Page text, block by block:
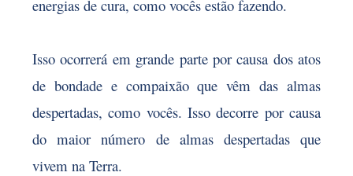
energias de cura, como vocês estão fazendo.
Isso ocorrerá em grande parte por causa dos atos
de bondade e compaixão que vêm das almas
despertadas, como vocês. Isso decorre por causa
do maior número de almas despertadas que
vivem na Terra.